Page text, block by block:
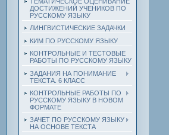
ДОСТИЖЕНИЙ УЧЕНИКОВ ПО
РУССКОМУ ЯЗЫКУ
ЛИНГВИСТИЧЕСКИЕ ЗАДАЧКИ
КИМ ПО РУССКОМУ ЯЗЫКУ
КОНТРОЛЬНЫЕ И ТЕСТОВЫЕ
РАБОТЫ ПО РУССКОМУ ЯЗЫКУ
ЗАДАНИЯ НА ПОНИМАНИЕ
ТЕКСТА. 6 КЛАСС
КОНТРОЛЬНЫЕ РАБОТЫ ПО
РУССКОМУ ЯЗЫКУ В НОВОМ
ФОРМАТЕ
ЗАЧЕТ ПО РУССКОМУ ЯЗЫКУ
НА ОСНОВЕ ТЕКСТА